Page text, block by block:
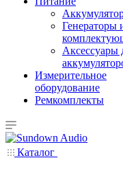
Генераторы
Аксессуары
Измерительное
оборудование
Ремкомплекты
Каталог